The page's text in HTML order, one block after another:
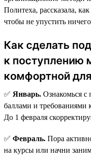
Политеха, рассказала,
чтобы не упустить
Как сделать
к поступлению
комфортной
✅ Январь. Ознакомься
баллами и
До 1 февраля
✅ Февраль. Пора
на курсы или начни